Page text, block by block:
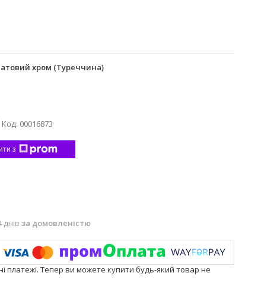
хром (Туреччина)
Код: 00016873
з
за домовленістю
платежі. Тепер ви можете купити будь-який товар не